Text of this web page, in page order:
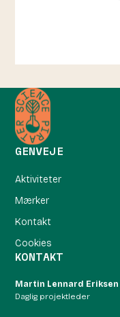
GENVEJE
Aktiviteter
Mærker
Kontakt
Cookies
KONTAKT
Martin Lennard Eriksen
Daglig projektleder